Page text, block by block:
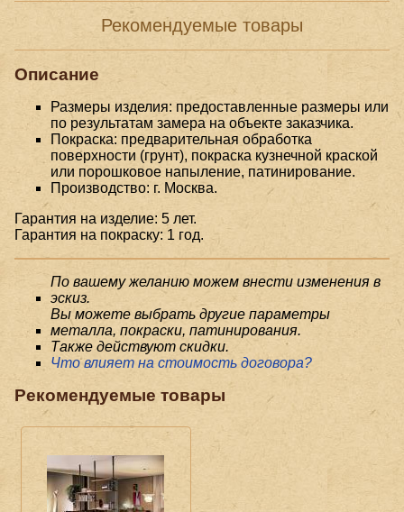
Рекомендуемые товары
Описание
Размеры изделия: предоставленные размеры или
по результатам замера на объекте заказчика.
Покраска: предварительная обработка
поверхности (грунт), покраска кузнечной краской
или порошковое напыление, патинирование.
Производство: г. Москва.
Гарантия на изделие: 5 лет.
Гарантия на покраску: 1 год.
По вашему желанию можем внести изменения в
эскиз.
Вы можете выбрать другие параметры
металла, покраски, патинирования.
Также действуют скидки.
Что влияет на стоимость договора?
Рекомендуемые товары